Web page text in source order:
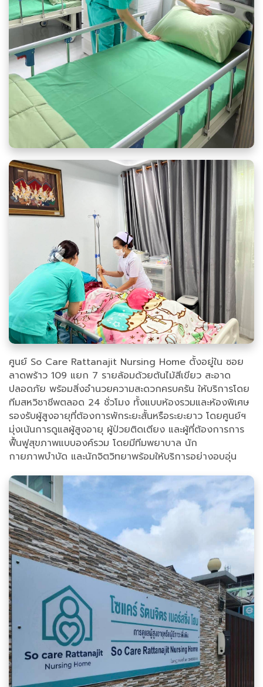
ศูนย์ So Care Rattanajit Nursing Home ตั้งอยู่ใน ซอย
ลาดพร้าว 109 แยก 7 รายล้อมด้วยต้นไม้สีเขียว สะอาด
ปลอดภัย พร้อมสิ่งอำนวยความสะดวกครบครัน ให้บริการโดย
ทีมสหวิชาชีพตลอด 24 ชั่วโมง ทั้งแบบห้องรวมและห้องพิเศษ
รองรับผู้สูงอายุที่ต้องการพักระยะสั้นหรือระยะยาว โดยศูนย์ฯ
มุ่งเน้นการดูแลผู้สูงอายุ ผู้ป่วยติดเตียง และผู้ที่ต้องการการ
ฟื้นฟูสุขภาพแบบองค์รวม โดยมีทีมพยาบาล นัก
กายภาพบำบัด และนักจิตวิทยาพร้อมให้บริการอย่างอบอุ่น